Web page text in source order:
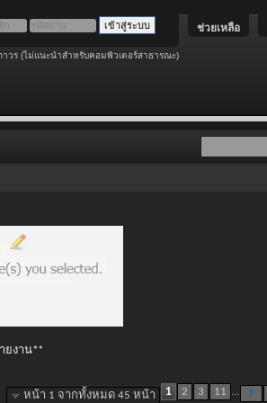
ช่วยเหลือ
วร (ไม่แนะนำสำหรับคอมพิวเตอร์สาธารณะ)
ยงาน**
หน้า 1 จากทั้งหมด 45 หน้า 1 2 3 11 ...